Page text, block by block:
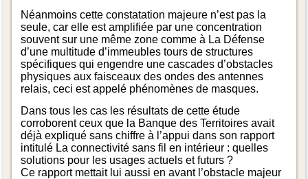
Néanmoins cette constatation majeure n’est pas la
seule, car elle est amplifiée par une concentration
souvent sur une même zone comme à La Défense
d’une multitude d’immeubles tours de structures
spécifiques qui engendre une cascades d’obstacles
physiques aux faisceaux des ondes des antennes
relais, ceci est appelé phénomènes de masques.
Dans tous les cas les résultats de cette étude
corroborent ceux que la Banque des Territoires avait
déjà expliqué sans chiffre à l’appui dans son rapport
intitulé La connectivité sans fil en intérieur : quelles
solutions pour les usages actuels et futurs ?
Ce rapport mettait lui aussi en avant l’obstacle majeur